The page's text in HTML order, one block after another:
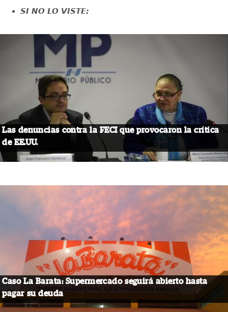
SI NO LO VISTE:
Las denuncias contra la FECI que provocaron la crítica
de EE.UU.
Caso La Barata: Supermercado seguirá abierto hasta
pagar su deuda